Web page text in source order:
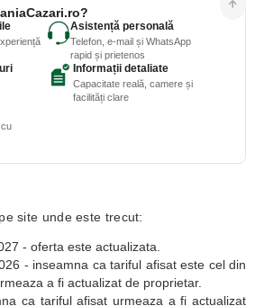
Asistență personală
Telefon, e-mail și WhatsApp
rapid și prietenos
Informații detaliate
Capacitate reală, camere și
facilități clare
site unde este trecut:
- oferta este actualizata.
- inseamna ca tariful afisat este cel din
a fi actualizat de proprietar.
ca tariful afisat urmeaza a fi actualizat